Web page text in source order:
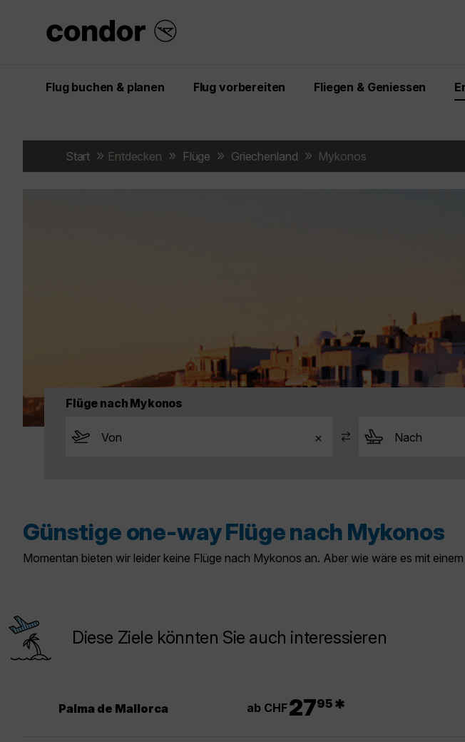
Flug buchen & planen Flug vorbereiten Fliegen & Geniessen
Start Entdecken Flüge Griechenland Mykonos
Flüge nach Mykonos
Günstige one-way Flüge nach Mykonos
Momentan bieten wir leider keine Flüge nach Mykonos an. Aber wie wäre es mit
Diese Ziele könnten Sie auch interessieren
Palma de Mallorca ab CHF2795 *